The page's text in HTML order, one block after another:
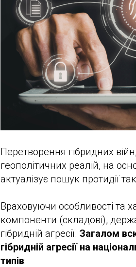
Перетворення гібридних
геополітичних реалій, на
актуалізує пошук протидії
Враховуючи особливості та
компоненти (складові),
гібридній агресії. Загалом
гібридній агресії на
типів: